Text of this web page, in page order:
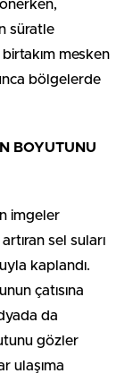
süratle
mesken
bölgelerde
BOYUTUNU
imgeler
sel suları
kaplandı.
çatısına
da
gözler
ulaşıma